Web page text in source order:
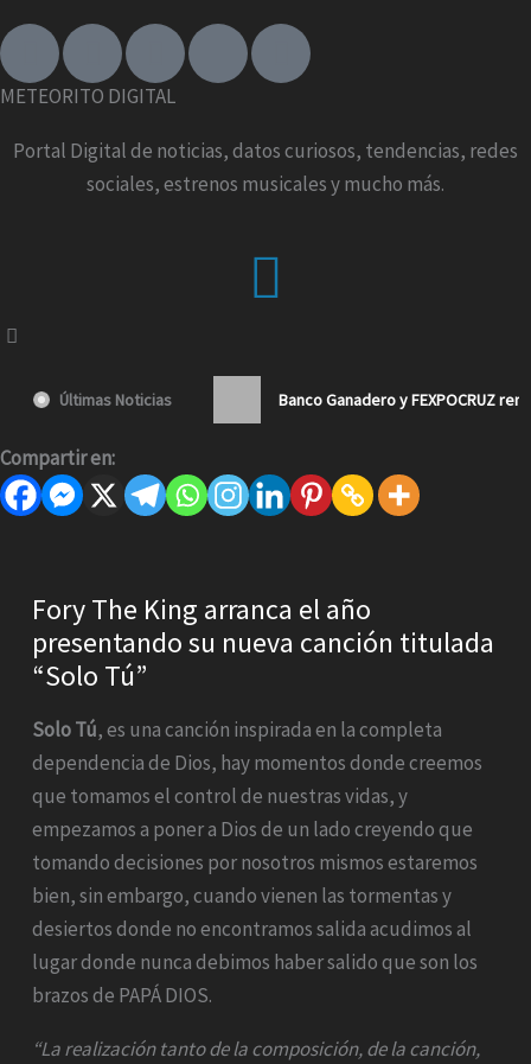
F
c
b
I
s
a
g
T
k
o
k
X
t
i
t
Y
u
u
b
METEORITO DIGITAL
Portal Digital de noticias, datos curiosos, tendencias, redes
sociales, estrenos musicales y mucho más.
Menu
Últimas Noticias Banco Ganadero y FEXPOCRUZ
Compartir en:
Fory The King arranca el año
presentando su nueva canción titulada
“Solo Tú”
Solo Tú, es una canción inspirada en la completa
dependencia de Dios, hay momentos donde creemos
que tomamos el control de nuestras vidas, y
empezamos a poner a Dios de un lado creyendo que
tomando decisiones por nosotros mismos estaremos
bien, sin embargo, cuando vienen las tormentas y
desiertos donde no encontramos salida acudimos al
lugar donde nunca debimos haber salido que son los
brazos de PAPÁ DIOS.
“La realización tanto de la composición, de la canción,